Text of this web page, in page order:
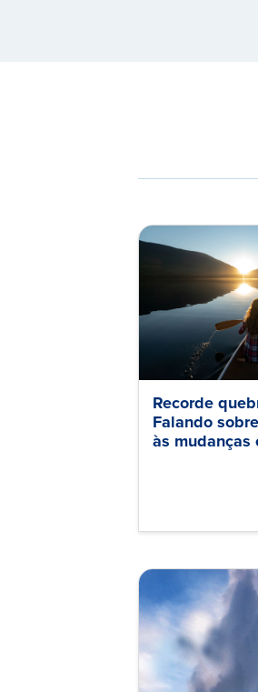
Recorde
Falando
às mudanças